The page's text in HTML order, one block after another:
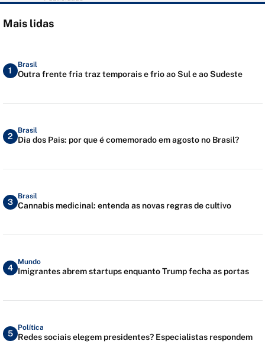
Mais lidas
1
Brasil
Outra frente fria traz temporais e frio ao Sul e ao Sudeste
2
Brasil
Dia dos Pais: por que é comemorado em agosto no Brasil?
3
Brasil
Cannabis medicinal: entenda as novas regras de cultivo
4
Mundo
Imigrantes abrem startups enquanto Trump fecha as portas
5
Política
Redes sociais elegem presidentes? Especialistas respondem